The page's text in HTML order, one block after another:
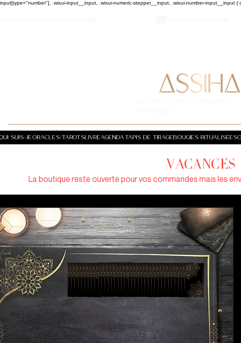
.wixui-input__input, .wixui-numeric-stepper__input, .wixui-number-input__input
SUIS-JEORACLES/TAROTSLIVREAGENDA Tapis de tirageBougies ritualisées
VACANCES
La boutique reste ouverte pour vos commandes mais les